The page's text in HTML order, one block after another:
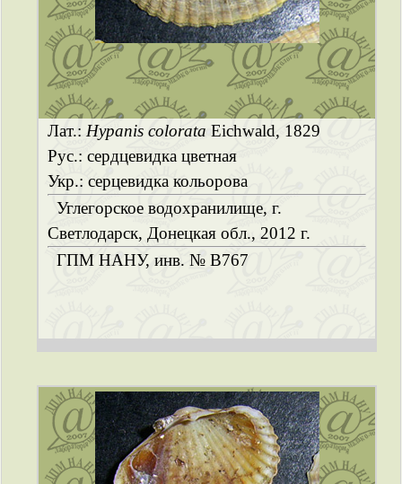
Лат.: Hypanis colorata Eichwald, 1829
Рус.: сердцевидка цветная
Укр.: серцевидка кольорова
Углегорское водохранилище, г.
Светлодарск, Донецкая обл., 2012 г.
ГПМ НАНУ, инв. № B767